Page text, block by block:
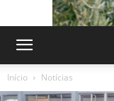
Início Notícias